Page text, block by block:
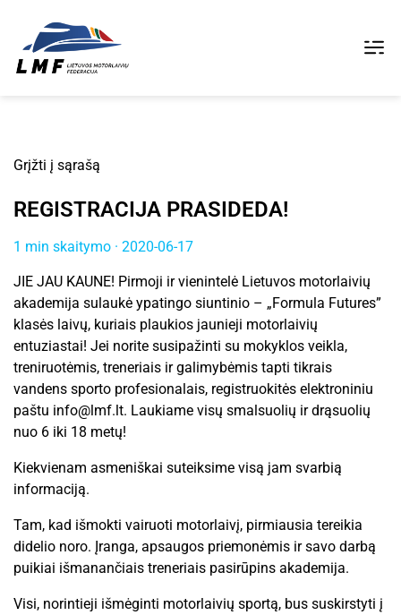
Grįžti į sąrašą
REGISTRACIJA PRASIDEDA!
1 min skaitymo · 2020-06-17
JIE JAU KAUNE! Pirmoji ir vienintelė Lietuvos motorlaivių
akademija sulaukė ypatingo siuntinio – „Formula Futures”
klasės laivų, kuriais plaukios jaunieji motorlaivių
entuziastai! Jei norite susipažinti su mokyklos veikla,
treniruotėmis, treneriais ir galimybėmis tapti tikrais
vandens sporto profesionalais, registruokitės elektroniniu
paštu info@lmf.lt. Laukiame visų smalsuolių ir drąsuolių
nuo 6 iki 18 metų!
Kiekvienam asmeniškai suteiksime visą jam svarbią
informaciją.
Tam, kad išmokti vairuoti motorlaivį, pirmiausia tereikia
didelio noro. Įranga, apsaugos priemonėmis ir savo darbą
puikiai išmanančiais treneriais pasirūpins akademija.
Visi, norintieji išmėginti motorlaivių sportą, bus suskirstyti į